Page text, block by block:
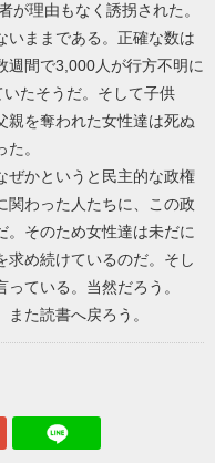
が理由もなく誘拐された。
いままである。正確な数は
週間で3,000人が行方不明に
たそうだ。そして子供
親を奪われた女性達は死ぬ
。
ぜかというと民主的な政権
関わった人たちに、この政
。そのため女性達は未だに
求め続けているのだ。そし
ている。当然だろう。
た読書へ戻ろう。
ックマークGoogle Plus